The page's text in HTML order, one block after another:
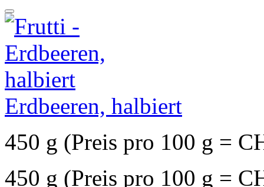
Erdbeeren, halbiert
450 g (Preis pro 100 g =
450 g (Preis pro 100 g =